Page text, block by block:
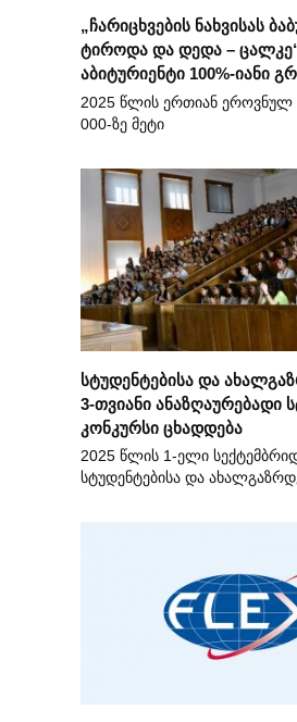
„ჩარიცხვების ნახვისას
ტიროდა და დედა –
აბიტურიენტი 100%-იანი
2025 წლის ერთიან ეროვნულ
000-ზე მეტი
სტუდენტებისა და
3-თვიანი ანაზღაურებადი
კონკურსი ცხადდება
2025 წლის 1-ელი
სტუდენტებისა და